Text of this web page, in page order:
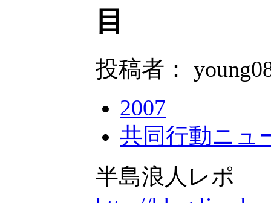
目
投稿者：
2007
共同行動ニュ
半島浪人レポ